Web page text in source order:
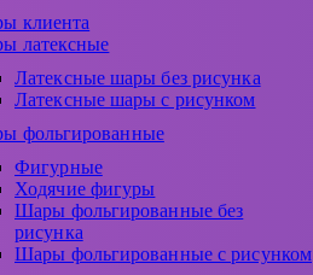
клиента
латексные
Латексные шары без рисунка
Латексные шары с рисунком
фольгированные
Фигурные
Ходячие фигуры
Шары фольгированные без
рисунка
Шары фольгированные с рисунком